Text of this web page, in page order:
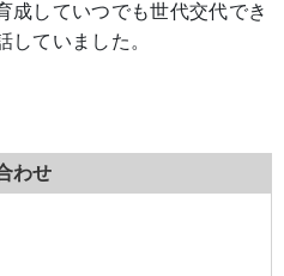
成していつでも世代交代でき
していました。
わせ